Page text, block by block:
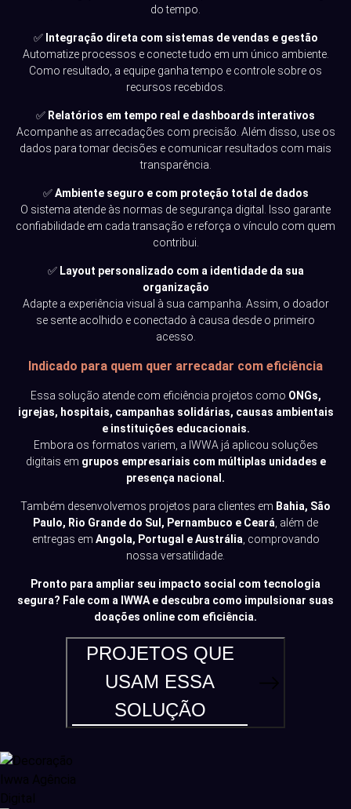
do tempo.
✅ Integração direta com sistemas de vendas e gestão
Automatize processos e conecte tudo em um único ambiente.
Como resultado, a equipe ganha tempo e controle sobre os
recursos recebidos.
✅ Relatórios em tempo real e dashboards interativos
Acompanhe as arrecadações com precisão. Além disso, use os
dados para tomar decisões e comunicar resultados com mais
transparência.
✅Ambiente seguro e com proteção total de dados
O sistema atende às normas de segurança digital. Isso garante
confiabilidade em cada transação e reforça o vínculo com quem
contribui.
✅ Layout personalizado com a identidade da sua
organização
Adapte a experiência visual à sua campanha. Assim, o doador
se sente acolhido e conectado à causa desde o primeiro
acesso.
Indicado para quem quer arrecadar com eficiência
Essa solução atende com eficiência projetos como ONGs,
igrejas, hospitais, campanhas solidárias, causas ambientais
e instituições educacionais.
Embora os formatos variem, a IWWA já aplicou soluções
digitais em grupos empresariais com múltiplas unidades e
presença nacional.
Também desenvolvemos projetos para clientes em Bahia, São
Paulo, Rio Grande do Sul, Pernambuco e Ceará , além de
entregas em Angola, Portugal e Austrália , comprovando
nossa versatilidade.
Pronto para ampliar seu impacto social com tecnologia
segura? Fale com a IWWA e descubra como impulsionar suas
doações online com eficiência.
PROJETOS QUE
USAM ESSA
SOLUÇÃO